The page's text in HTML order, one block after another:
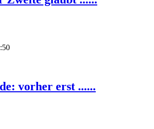
vorher erst ......